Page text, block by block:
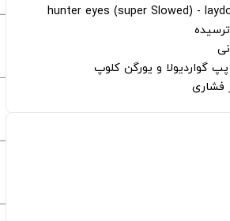
گواردیولا و یورگن کلوپ
فشاری